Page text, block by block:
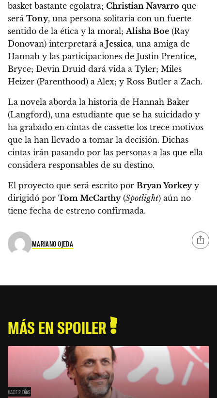
basket bastante egolatra; Christian Navarro que
será Tony, una persona solitaria con un fuerte
sentido de la ética y la moral; Alisha Boe (Ray
Donovan) interpretará a Jessica, una amiga de
Hannah y las participaciones de Justin Prentice,
Bryce; Devin Druid dará vida a Tyler; Miles
Heizer (Parenthood) a Alex; y Ross Butler a Zach.
La novela aborda la historia de Hannah Baker
(Langford), una estudiante que se ha suicidado y
ha grabado en cintas de cassette los trece motivos
que la han llevado a tomar la decisión. Dichas
cintas irán pasando por las personas a las que ella
considera responsables de su destino.
El proyecto que será escrito por Bryan Yorkeyy
dirigidó por Tom McCarthy(Spotlight) aún no
tiene fecha de estreno confirmada.
MARIANO OJEDA
MÁS EN SPOILER
HACE 2 DÍAS